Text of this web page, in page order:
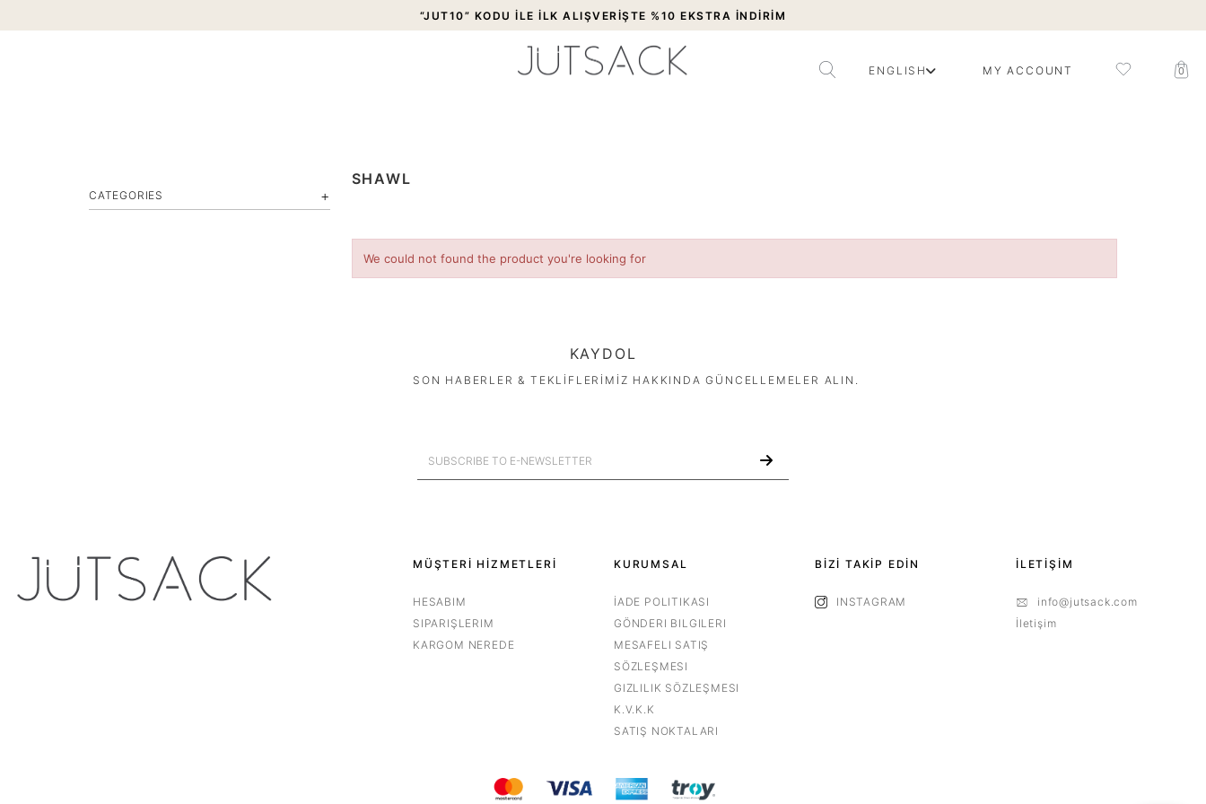
“JUT10” KODU İLE İLK ALIŞVERİŞTE %10 EKSTRA İNDİRİM
ENGLISH MY ACCOUNT 0
CATEGORIES
SHAWL
We could not found the product you're looking for
KAYDOL
SON HABERLER & TEKLİFLERİMİZ HAKKINDA GÜNCELLEMELER ALIN.
MÜŞTERİ HİZMETLERİ
HESABIM
SIPARIŞLERIM
KARGOM NEREDE
KURUMSAL
İADE POLITIKASI
GÖNDERI BILGILERI
MESAFELI SATIŞ
SÖZLEŞMESI
GIZLILIK SÖZLEŞMESI
K.V.K.K
SATIŞ NOKTALARI
BİZİ TAKİP EDİN
INSTAGRAM
İLETİŞİM
info@jutsack.com
İletişim